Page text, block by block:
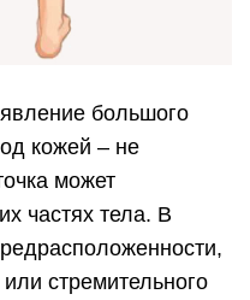
большого
кожей – не
может
частях тела. В
стремительного